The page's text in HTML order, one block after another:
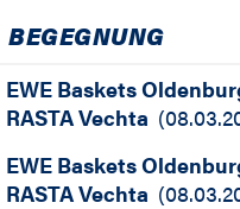
BEGEGNUNG
EWE Baskets
RASTA Vechta (
EWE Baskets
RASTA Vechta (